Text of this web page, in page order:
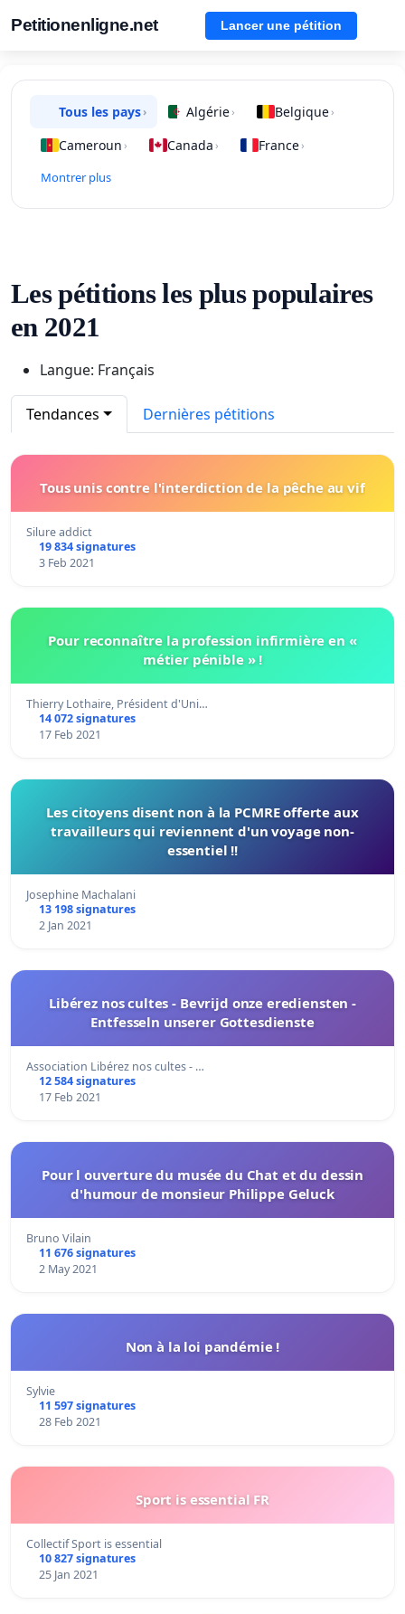
Petitionenligne.net Lancer une pétition
Tous les pays› Algérie› Belgique›
Cameroun › Canada › France›
Montrer plus
Les pétitions les plus populaires
en 2021
Langue: Français
Tendances Dernières pétitions
Tous unis contre l'interdiction de la pêche au vif
Silure addict
19 834 signatures
3 Feb 2021
Pour reconnaître la profession infirmière en «
métier pénible » !
Thierry Lothaire, Président d'Uni…
14 072 signatures
17 Feb 2021
Les citoyens disent non à la PCMRE offerte aux
travailleurs qui reviennent d'un voyage non-
essentiel !!
Josephine Machalani
13 198 signatures
2 Jan 2021
Libérez nos cultes - Bevrijd onze erediensten -
Entfesseln unserer Gottesdienste
Association Libérez nos cultes - …
12 584 signatures
17 Feb 2021
Pour l ouverture du musée du Chat et du dessin
d'humour de monsieur Philippe Geluck
Bruno Vilain
11 676 signatures
2 May 2021
Non à la loi pandémie !
Sylvie
11 597 signatures
28 Feb 2021
Sport is essential FR
Collectif Sport is essential
10 827 signatures
25 Jan 2021